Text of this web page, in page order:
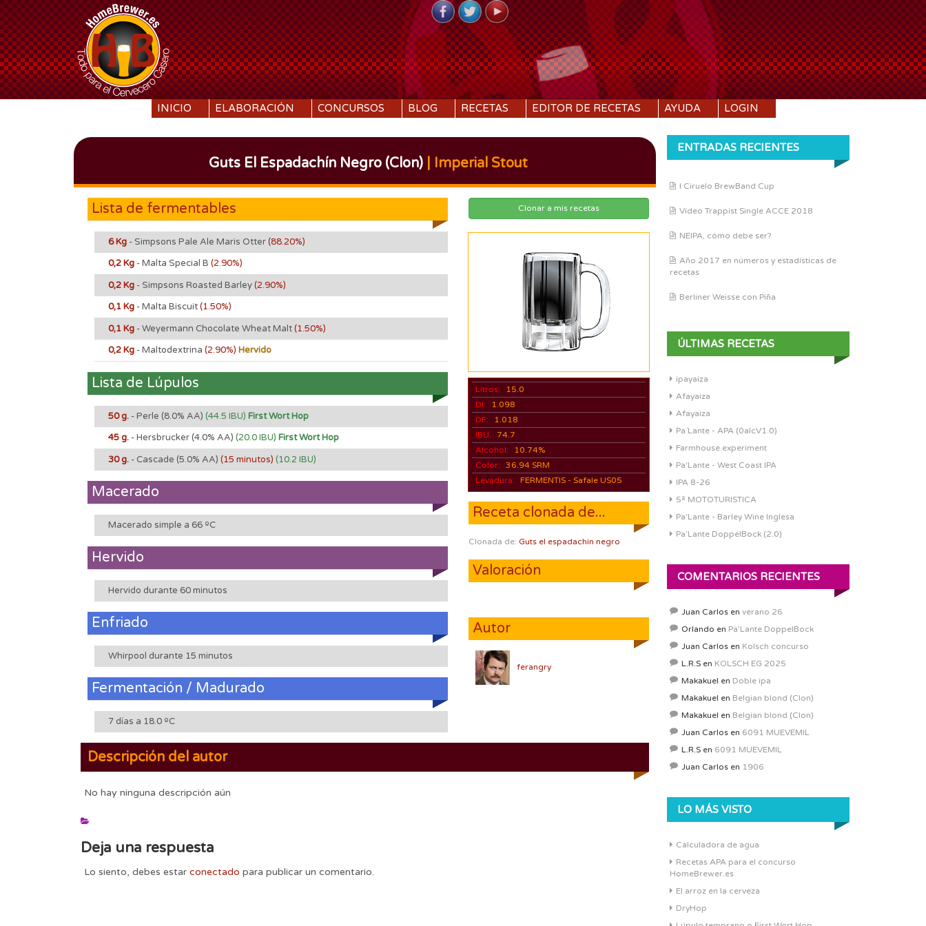
SKIP TO CONTENT
INICIO ELABORACIÓN CONCURSOS BLOG RECETAS EDITOR DE RECETAS AYUDA LOGIN
Guts El Espadachín Negro (Clon) | Imperial Stout
Lista de fermentables
6 Kg - Simpsons Pale Ale Maris Otter(88.20%)
0,2 Kg - Malta Special B (2.90%)
0,2 Kg - Simpsons Roasted Barley(2.90%)
0,1 Kg - Malta Biscuit(1.50%)
0,1 Kg - Weyermann Chocolate Wheat Malt(1.50%)
0,2 Kg - Maltodextrina (2.90%) Hervido
Lista de Lúpulos
50 g. - Perle (8.0% AA) (44.5 IBU) First Wort Hop
45 g. - Hersbrucker(4.0% AA) (20.0 IBU) First Wort Hop
30 g. - Cascade (5.0% AA) (15 minutos) (10.2 IBU)
Macerado
Macerado simple a 66 ºC
Hervido
Hervido durante 60 minutos
Enfriado
Whirpool durante 15 minutos
Fermentación / Madurado
7 días a 18.0 ºC
Clonar a mis recetas
Litros:
15.0
DI:
1.098
DF:
1.018
IBU: 74.7
Alcohol:
10.74%
Color: 36.94 SRM
Levadura: FERMENTIS - Safale US05
Receta clonada de...
Clonada de: Guts el espadachín negro
Valoración
Autor
ferangry
Descripción del autor
No hay ninguna descripción aún
Deja una respuesta
Lo siento, debes estar conectado para publicar un comentario.
ENTRADAS RECIENTES
I Ciruelo BrewBand Cup
Vídeo Trappist Single ACCE 2018
NEIPA, cómo debe ser?
Año 2017 en números y estadísticas de
recetas
Berliner Weisse con Piña
ÚLTIMAS RECETAS
ipayaiza
Afayaiza
Afayaiza
Pa´Lante - APA (0alcV1.0)
Farmhouse experiment
Pa'Lante - West Coast IPA
IPA 8-26
5ª MOTOTURISTICA
Pa'Lante - Barley Wine Inglesa
Pa’Lante DoppelBock (2.0)
COMENTARIOS RECIENTES
Juan Carlos en verano 26
Orlando en Pa’Lante DoppelBock
Juan Carlos en Kolsch concurso
L.R.S en KOLSCH EG 2025
Makakuel en Doble ipa
Makakuel en Belgian blond (Clon)
Makakuel en Belgian blond (Clon)
Juan Carlos en 6091 MUEVEMIL
L.R.S en 6091 MUEVEMIL
Juan Carlos en 1906
LO MÁS VISTO
Calculadora de agua
Recetas APA para el concurso
HomeBrewer.es
El arroz en la cerveza
DryHop